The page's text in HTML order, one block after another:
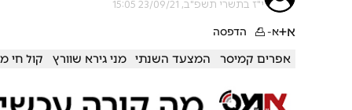
י"ז בתשרי תשפ"ב, 23/09/21 15:05
א+א- הדפסה
אפרים קמיסר המצעד השנתי מני גירא שוורץ קול חי